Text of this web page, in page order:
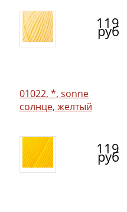
119
руб
01022, *, sonne
солнце, желтый
119
руб